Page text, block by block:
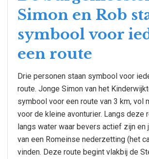
Simon en Rob
symbool voor
een route
Drie personen staan symbool voor
route. Jonge Simon van het
symbool voor een route van 3 km, vol
voor de kleine avonturier. Langs deze
langs water waar bevers actief zijn en
van een Romeinse nederzetting (het
vinden. Deze route begint vlakbij de